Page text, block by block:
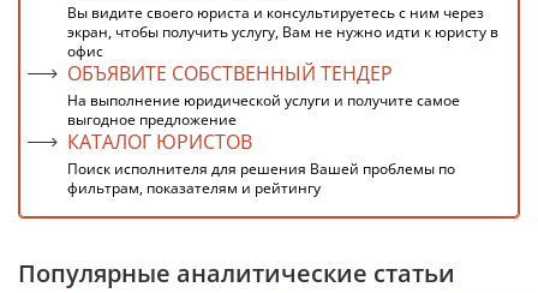
Вы видите своего юриста и консультируетесь с ним через
экран, чтобы получить услугу, Вам не нужно идти к юристу в
офис
ОБЪЯВИТЕ СОБСТВЕННЫЙ ТЕНДЕР
На выполнение юридической услуги и получите самое
выгодное предложение
КАТАЛОГ ЮРИСТОВ
Поиск исполнителя для решения Вашей проблемы по
фильтрам, показателям и рейтингу
Популярные аналитические статьи